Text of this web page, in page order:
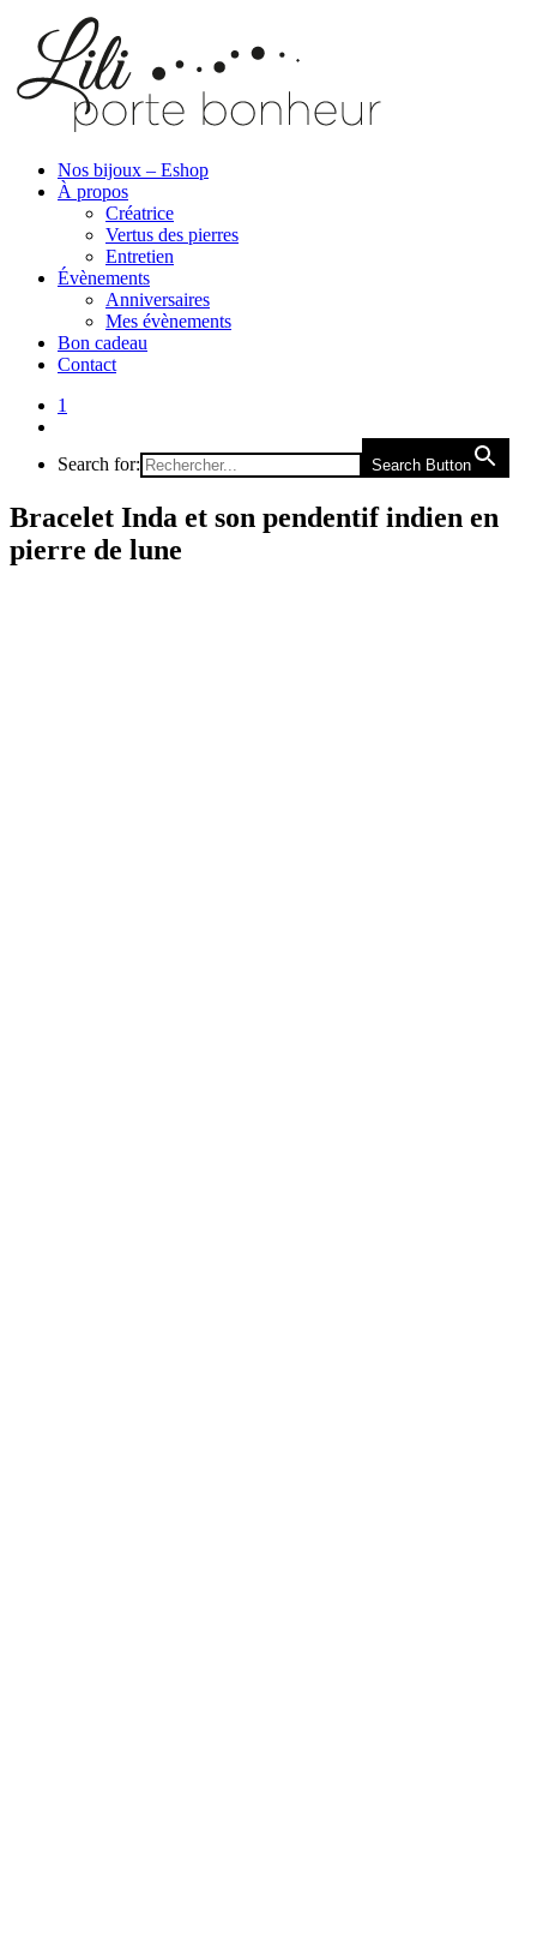
Nos bijoux – Eshop
À propos
Créatrice
Vertus des pierres
Entretien
Évènements
Anniversaires
Mes évènements
Bon cadeau
Contact
1
Search for: Search Button
Bracelet Inda et son pendentif indien en
pierre de lune